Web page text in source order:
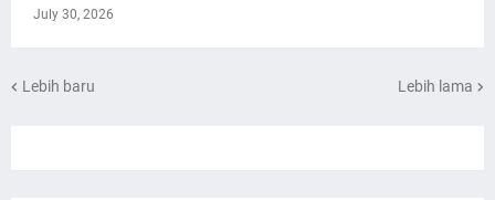
July 30, 2026
Lebih baru Lebih lama